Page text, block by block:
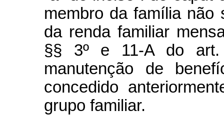
membro da família não
da renda familiar
§§ 3º e 11-A do
manutenção de
concedido
grupo familiar.